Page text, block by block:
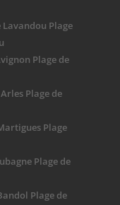
Plage
Plage de
Plage de
Plage
Plage de
Plage de